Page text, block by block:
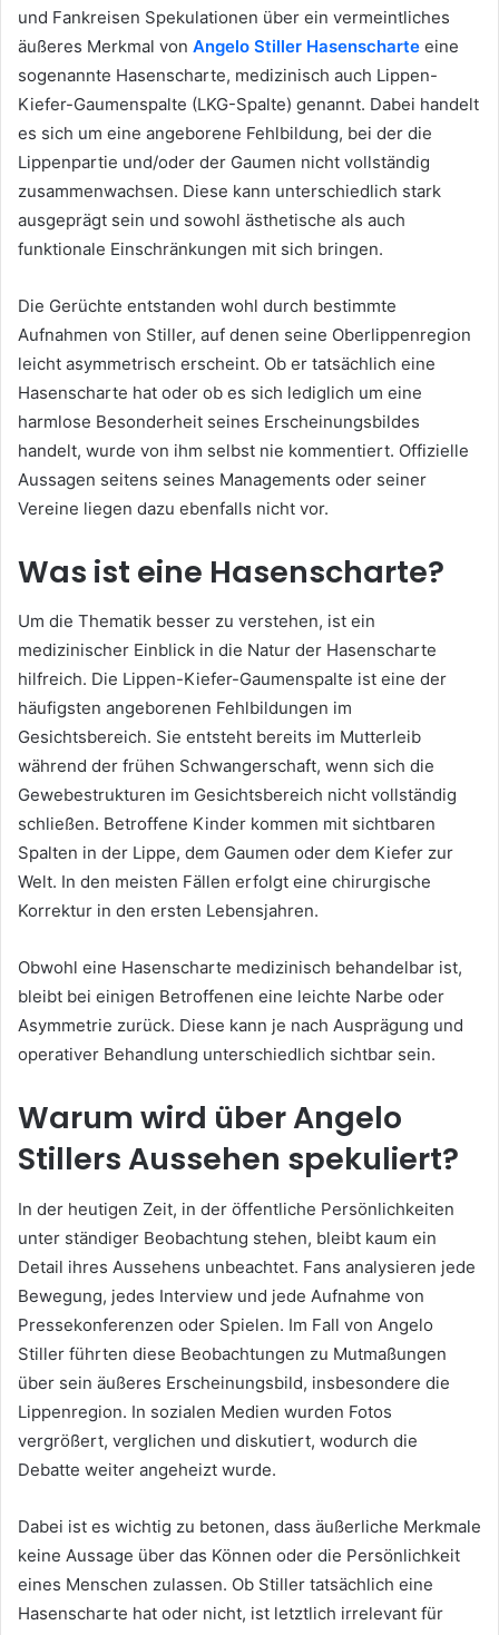
und Fankreisen Spekulationen über ein vermeintliches
äußeres Merkmal von Angelo Stiller Hasenscharte eine
sogenannte Hasenscharte, medizinisch auch Lippen-
Kiefer-Gaumenspalte (LKG-Spalte) genannt. Dabei handelt
es sich um eine angeborene Fehlbildung, bei der die
Lippenpartie und/oder der Gaumen nicht vollständig
zusammenwachsen. Diese kann unterschiedlich stark
ausgeprägt sein und sowohl ästhetische als auch
funktionale Einschränkungen mit sich bringen.
Die Gerüchte entstanden wohl durch bestimmte
Aufnahmen von Stiller, auf denen seine Oberlippenregion
leicht asymmetrisch erscheint. Ob er tatsächlich eine
Hasenscharte hat oder ob es sich lediglich um eine
harmlose Besonderheit seines Erscheinungsbildes
handelt, wurde von ihm selbst nie kommentiert. Offizielle
Aussagen seitens seines Managements oder seiner
Vereine liegen dazu ebenfalls nicht vor.
Was ist eine Hasenscharte?
Um die Thematik besser zu verstehen, ist ein
medizinischer Einblick in die Natur der Hasenscharte
hilfreich. Die Lippen-Kiefer-Gaumenspalte ist eine der
häufigsten angeborenen Fehlbildungen im
Gesichtsbereich. Sie entsteht bereits im Mutterleib
während der frühen Schwangerschaft, wenn sich die
Gewebestrukturen im Gesichtsbereich nicht vollständig
schließen. Betroffene Kinder kommen mit sichtbaren
Spalten in der Lippe, dem Gaumen oder dem Kiefer zur
Welt. In den meisten Fällen erfolgt eine chirurgische
Korrektur in den ersten Lebensjahren.
Obwohl eine Hasenscharte medizinisch behandelbar ist,
bleibt bei einigen Betroffenen eine leichte Narbe oder
Asymmetrie zurück. Diese kann je nach Ausprägung und
operativer Behandlung unterschiedlich sichtbar sein.
Warum wird über Angelo
Stillers Aussehen spekuliert?
In der heutigen Zeit, in der öffentliche Persönlichkeiten
unter ständiger Beobachtung stehen, bleibt kaum ein
Detail ihres Aussehens unbeachtet. Fans analysieren jede
Bewegung, jedes Interview und jede Aufnahme von
Pressekonferenzen oder Spielen. Im Fall von Angelo
Stiller führten diese Beobachtungen zu Mutmaßungen
über sein äußeres Erscheinungsbild, insbesondere die
Lippenregion. In sozialen Medien wurden Fotos
vergrößert, verglichen und diskutiert, wodurch die
Debatte weiter angeheizt wurde.
Dabei ist es wichtig zu betonen, dass äußerliche Merkmale
keine Aussage über das Können oder die Persönlichkeit
eines Menschen zulassen. Ob Stiller tatsächlich eine
Hasenscharte hat oder nicht, ist letztlich irrelevant für